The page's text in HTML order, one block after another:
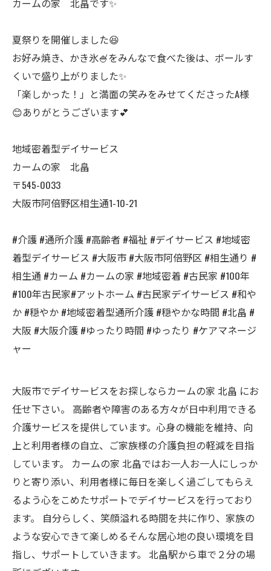
カームの家 北畠です✨
夏祭りを開催しました😆
お好み焼き、かき氷🍧をみんなで食べた後は、ボールす
くいで盛り上がりました✨
「楽しかった！」と満面の笑みをみせてくださったA様
😊ありがとうございます💕
地域密着型デイサービス
カームの家 北畠
〒545-0033
大阪市阿倍野区相生通1-10-21
#介護 #通所介護 #高齢者 #福祉 #デイサービス #地域密
着型デイサービス #大阪市 #大阪市阿倍野区 #相生通り #
相生通 #カーム #カームの家 #地域密着 #古民家 #100年
#100年古民家#アットホーム #古民家デイサービス #和や
か #穏やか #地域密着型通所介護 #穏やかな時間 #北畠 #
大阪 #大阪介護 #ゆったり時間 #ゆったり #ケアマネージ
ャー
大阪市でデイサービスをお探しならカームの家 北畠 にお
任せ下さい。 高齢者や障害のある方々が日中利用できる
介護サービスを提供しています。心身の機能を維持、向
上と利用者様の自立、ご家族様の介護負担の軽減を目指
しています。 カームの家 北畠ではお一人お一人にしっか
りと寄り添い、利用者様に毎日を楽しく過ごしてもらえ
るよう心をこめたサポートでデイサービスを行っており
ます。 自分らしく、笑顔溢れる時間を共に作り、家族の
ような安心できて楽しめるそんな居心地の良い環境を目
指し、サポートしていきます。 北畠駅から車で２分の場